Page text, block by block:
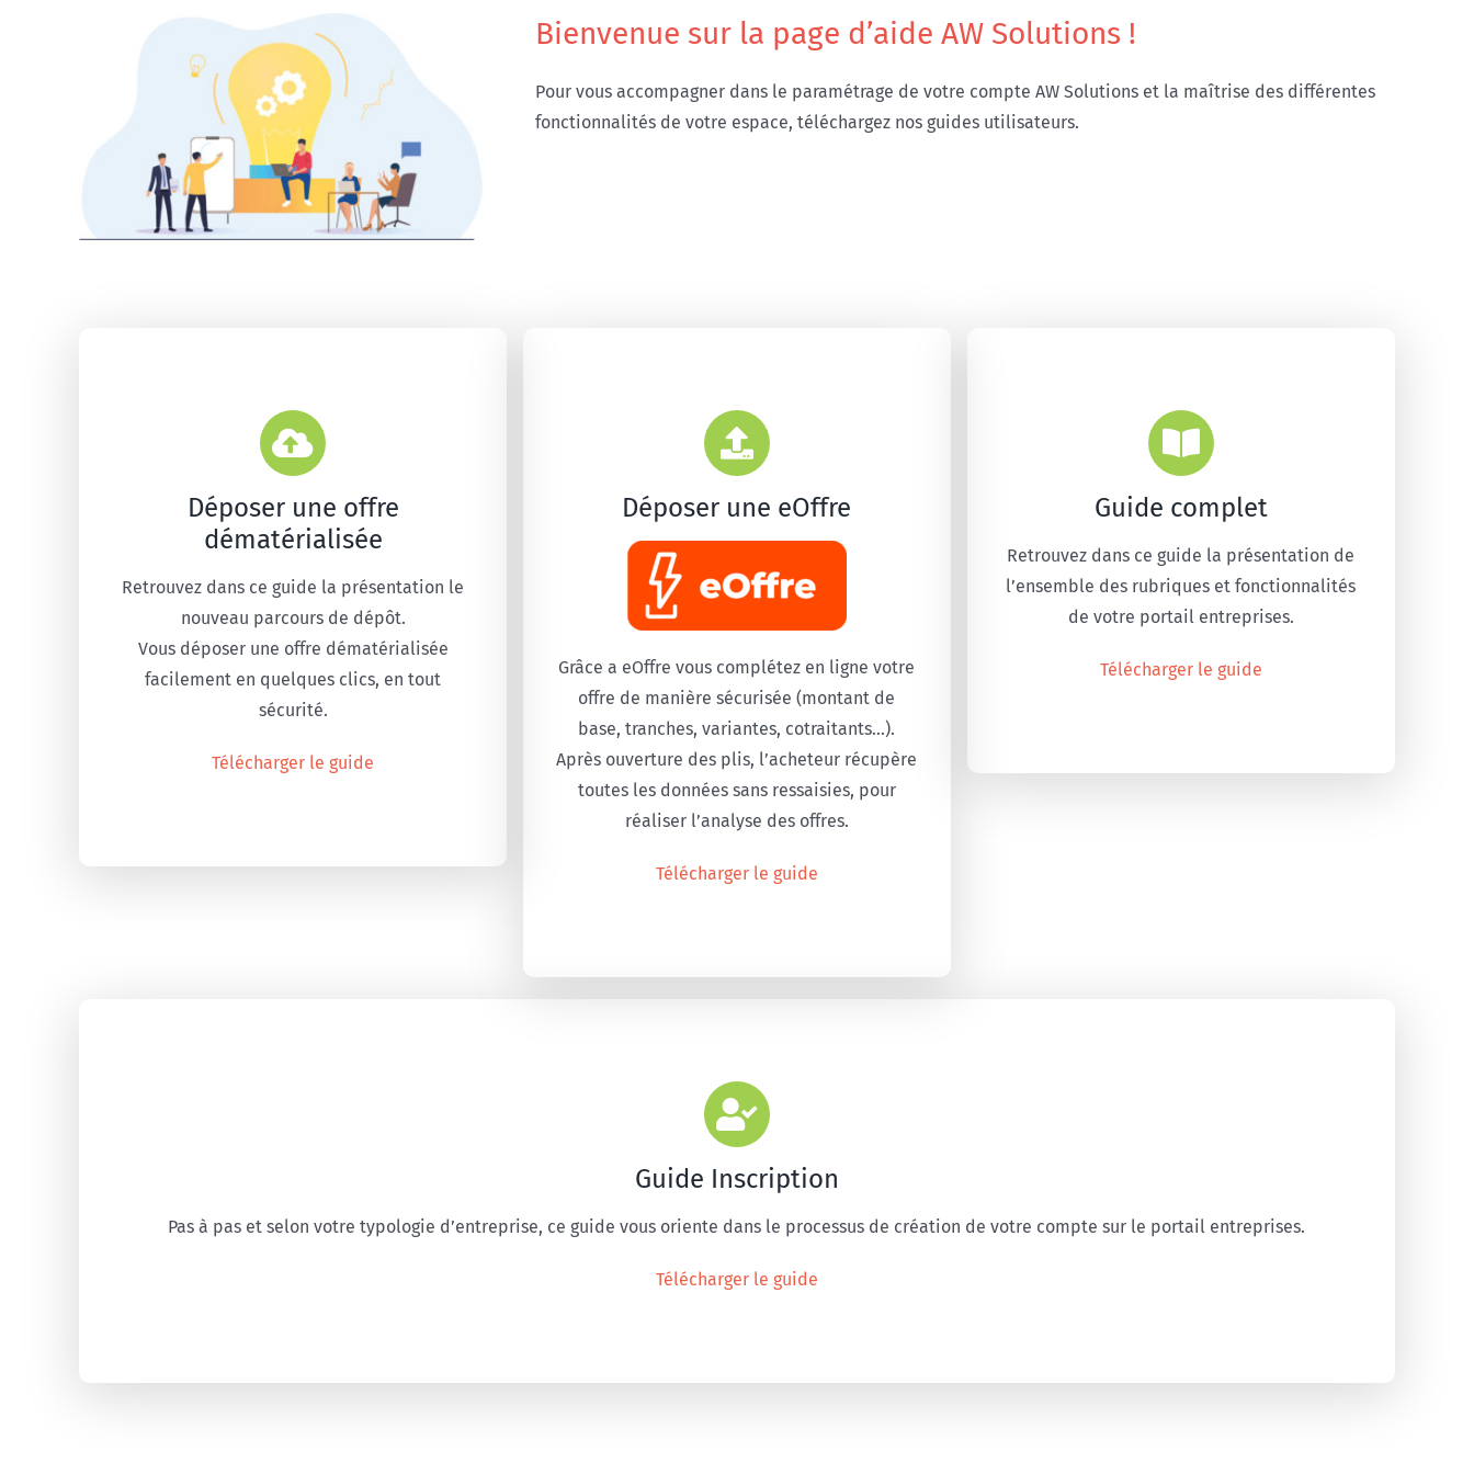
Bienvenue sur la page d’aide AW Solutions !
Pour vous accompagner dans le paramétrage de votre compte AW Solutions et la maîtrise des différentes
fonctionnalités de votre espace, téléchargez nos guides utilisateurs.
Déposer une offre
dématérialisée
Retrouvez dans ce guide la présentation le
nouveau parcours de dépôt.
Vous déposer une offre dématérialisée
facilement en quelques clics, en tout
sécurité.
Télécharger le guide
Déposer une eOffre
Grâce a eOffre vous complétez en ligne votre
offre de manière sécurisée (montant de
base, tranches, variantes, cotraitants…).
Après ouverture des plis, l’acheteur récupère
toutes les données sans ressaisies, pour
réaliser l’analyse des offres.
Télécharger le guide
Guide complet
Retrouvez dans ce guide la présentation de
l’ensemble des rubriques et fonctionnalités
de votre portail entreprises.
Télécharger le guide
Guide Inscription
Pas à pas et selon votre typologie d’entreprise, ce guide vous oriente dans le processus de création de votre compte sur le portail entreprises.
Télécharger le guide